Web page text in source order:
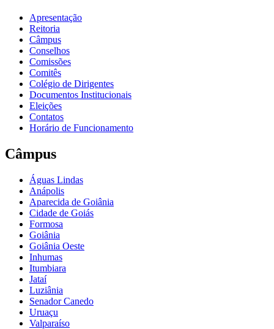
Apresentação
Reitoria
Câmpus
Conselhos
Comissões
Comitês
Colégio de Dirigentes
Documentos Institucionais
Eleições
Contatos
Horário de Funcionamento
Câmpus
Águas Lindas
Anápolis
Aparecida de Goiânia
Cidade de Goiás
Formosa
Goiânia
Goiânia Oeste
Inhumas
Itumbiara
Jataí
Luziânia
Senador Canedo
Uruaçu
Valparaíso